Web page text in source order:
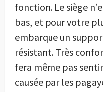
fonction. Le siège
bas, et pour votre
embarque un
résistant. Très
fera même pas
causée par les